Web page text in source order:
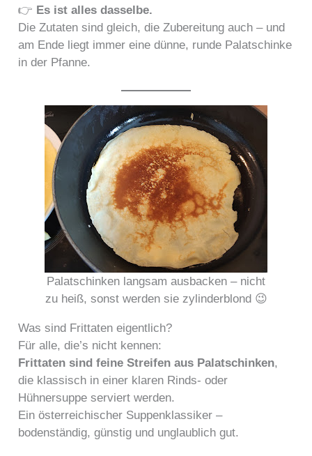
👉 Es ist alles dasselbe.
Die Zutaten sind gleich, die Zubereitung auch – und
am Ende liegt immer eine dünne, runde Palatschinke
in der Pfanne.
Palatschinken langsam ausbacken – nicht
zu heiß, sonst werden sie zylinderblond 😉
Was sind Frittaten eigentlich?
Für alle, die’s nicht kennen:
Frittaten sind feine Streifen aus Palatschinken,
die klassisch in einer klaren Rinds- oder
Hühnersuppe serviert werden.
Ein österreichischer Suppenklassiker –
bodenständig, günstig und unglaublich gut.